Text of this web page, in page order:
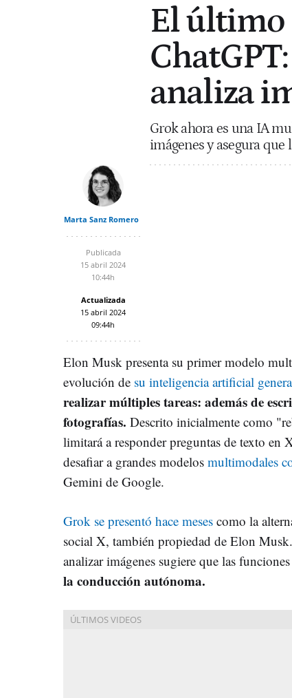
El último
analiza
Grok ahora es una IA
imágenes y asegura
Marta Sanz Romero
Publicada
15 abril 2024
10:44h
Actualizada
15 abril 2024
09:44h
Elon Musk presenta su primer modelo
evolución de su inteligencia artificial
realizar múltiples tareas: además de
fotografías. Descrito inicialmente como
limitará a responder preguntas de texto en
desafiar a grandes modelos multimodales
Gemini de Google.
Grok se presentó hace meses como la
social X, también propiedad de Elon
analizar imágenes sugiere que las
la conducción autónoma.